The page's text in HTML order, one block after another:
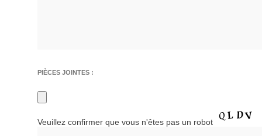
PIÈCES JOINTES :
Veuillez confirmer que vous n'êtes pas un robot